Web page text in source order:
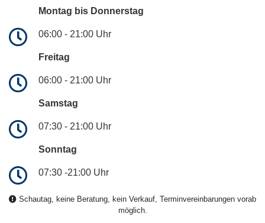
Montag bis Donnerstag
06:00 - 21:00 Uhr
Freitag
06:00 - 21:00 Uhr
Samstag
07:30 - 21:00 Uhr
Sonntag
07:30 -21:00 Uhr
Schautag, keine Beratung, kein Verkauf, Terminvereinbarungen vorab
möglich.